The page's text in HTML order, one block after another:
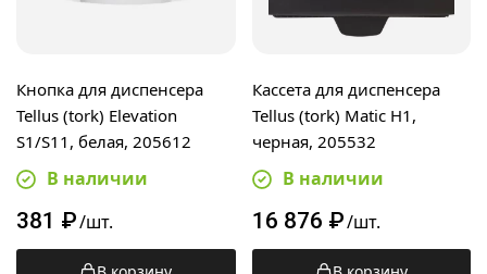
Кнопка для диспенсера
Tellus (tork) Elevation
S1/S11, белая, 205612
В наличии
381 ₽/шт.
Кассета для диспенсера
Tellus (tork) Matic H1,
черная, 205532
В наличии
16 876 ₽/шт.